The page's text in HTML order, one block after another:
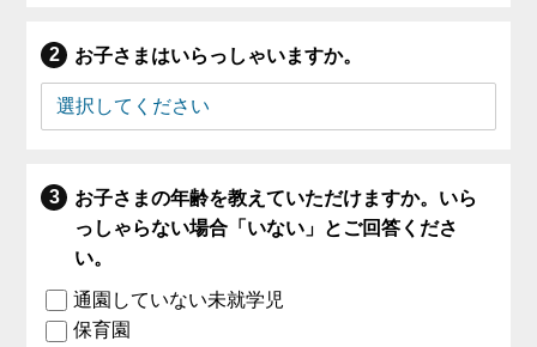
お子さまはいらっしゃいますか。
お子さまの年齢を教えていただけますか。いら
っしゃらない場合「いない」とご回答くださ
い。
通園していない未就学児
保育園